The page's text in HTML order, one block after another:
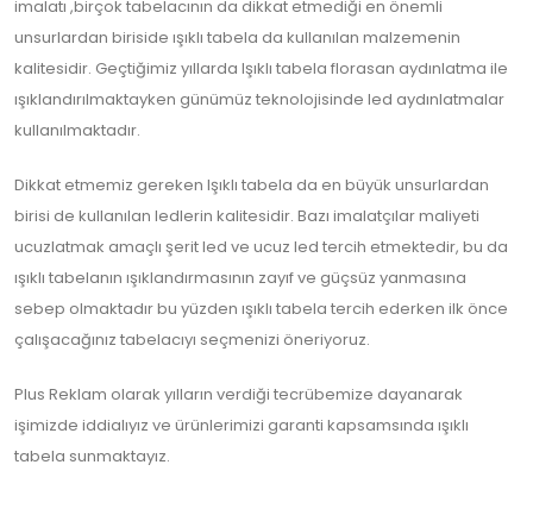
imalatı ,birçok tabelacının da dikkat etmediği en önemli
unsurlardan biriside ışıklı tabela da kullanılan malzemenin
kalitesidir. Geçtiğimiz yıllarda Işıklı tabela florasan aydınlatma ile
ışıklandırılmaktayken günümüz teknolojisinde led aydınlatmalar
kullanılmaktadır.
Dikkat etmemiz gereken Işıklı tabela da en büyük unsurlardan
birisi de kullanılan ledlerin kalitesidir. Bazı imalatçılar maliyeti
ucuzlatmak amaçlı şerit led ve ucuz led tercih etmektedir, bu da
ışıklı tabelanın ışıklandırmasının zayıf ve güçsüz yanmasına
sebep olmaktadır bu yüzden ışıklı tabela tercih ederken ilk önce
çalışacağınız tabelacıyı seçmenizi öneriyoruz.
Plus Reklam olarak yılların verdiği tecrübemize dayanarak
işimizde iddialıyız ve ürünlerimizi garanti kapsamsında ışıklı
tabela sunmaktayız.